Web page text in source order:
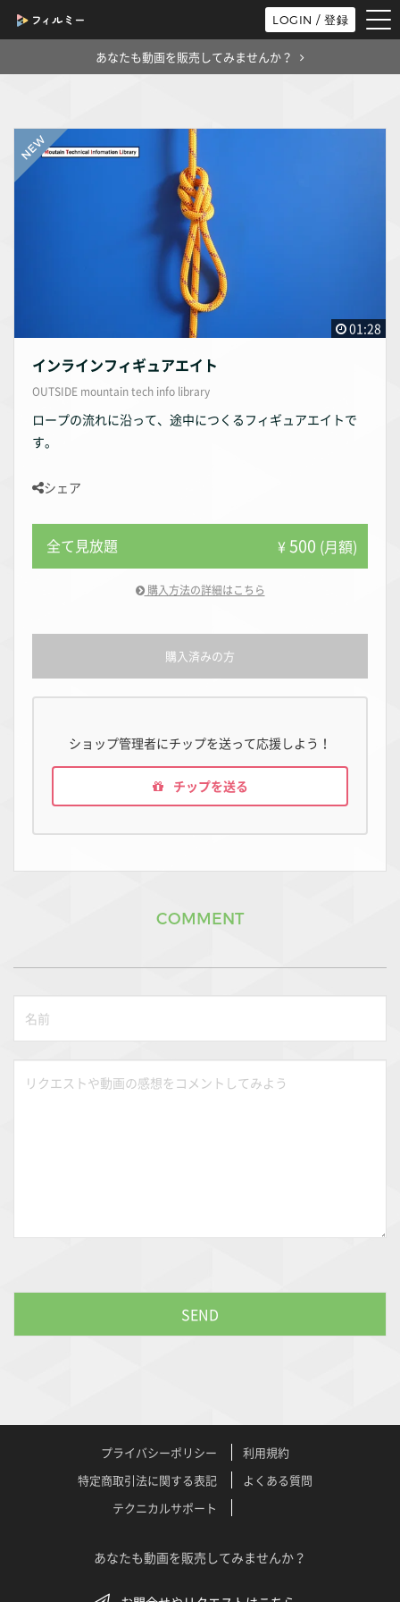
LOGIN / 登録
あなたも動画を販売してみませんか？
01:28
インラインフィギュアエイト
OUTSIDE mountain tech info library
ロープの流れに沿って、途中につくるフィギュアエイトで
す。
シェア
全て見放題 ¥500 (月額)
購入方法の詳細はこちら
購入済みの方
ショップ管理者にチップを送って応援しよう！
チップを送る
COMMENT
プライバシーポリシー
利用規約
特定商取引法に関する表記
よくある質問
テクニカルサポート
あなたも動画を販売してみませんか？